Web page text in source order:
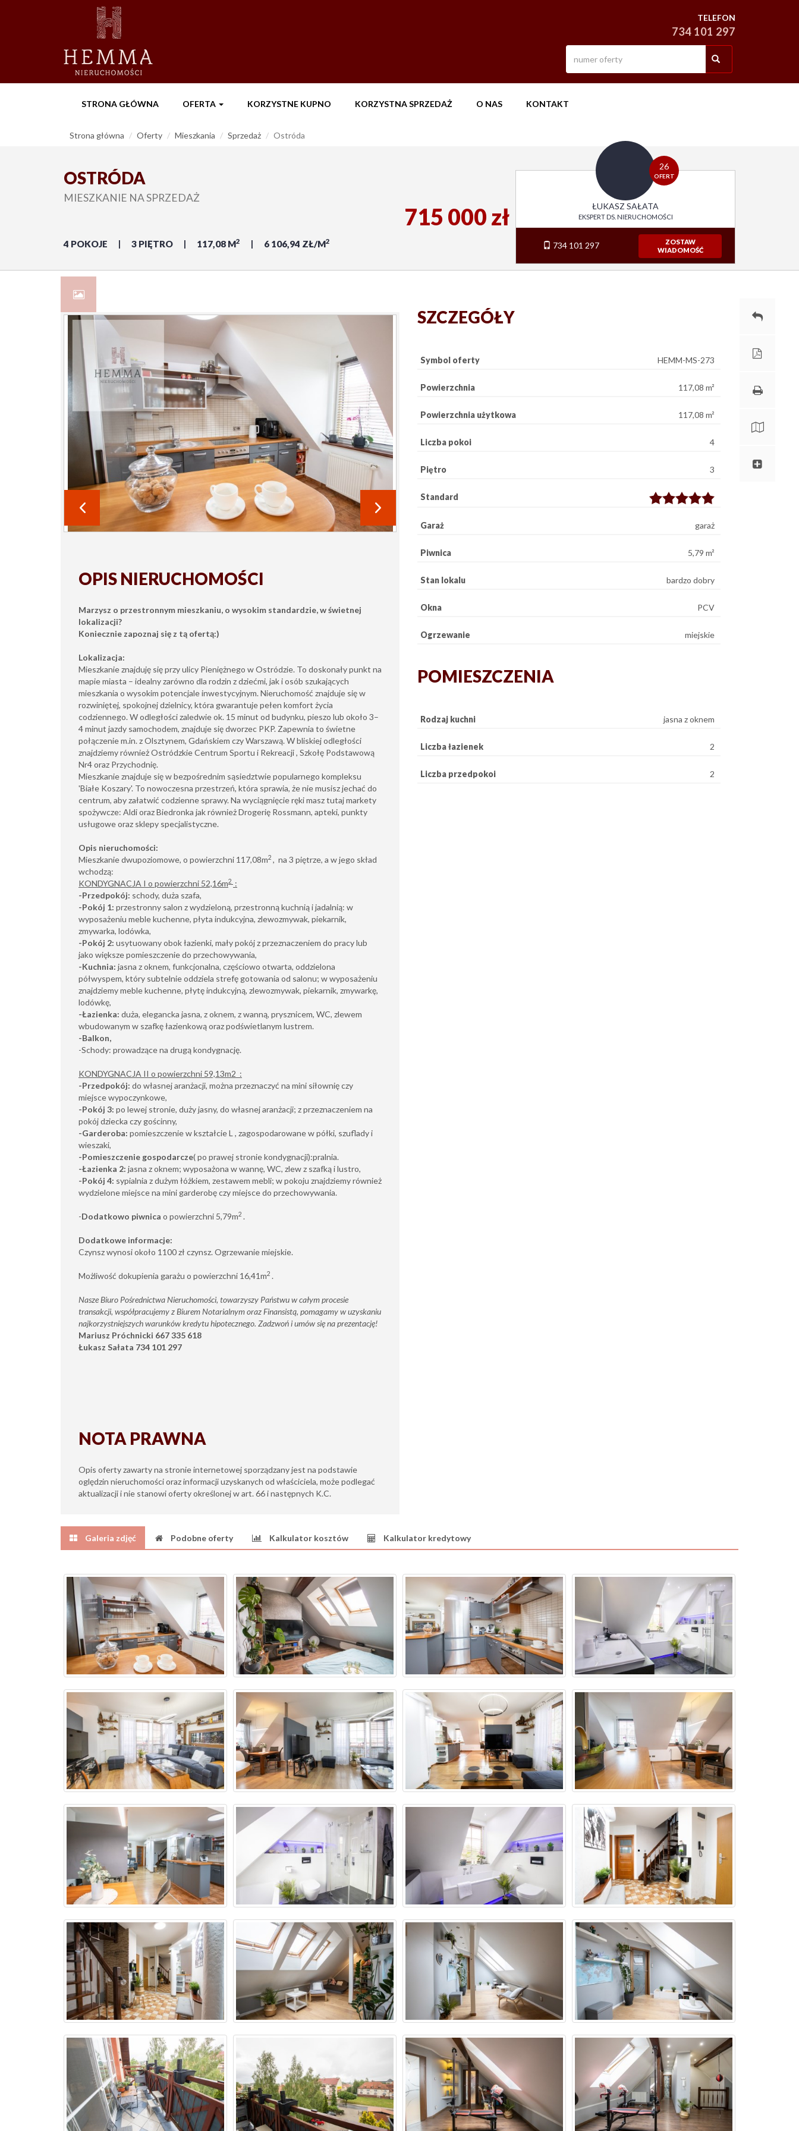
TELEFON
734 101 297
STRONA GŁÓWNA OFERTA KORZYSTNE KUPNO KORZYSTNA SPRZEDAŻ O NAS KONTAKT
Strona główna Oferty Mieszkania Sprzedaż Ostróda
OSTRÓDA
MIESZKANIE NA SPRZEDAŻ
4 POKOJE 3 PIĘTRO 117,08 M2 6 106,94 ZŁ/M2
715 000 zł
26
OFERT
ŁUKASZ SAŁATA
EKSPERT DS. NIERUCHOMOŚCI
734 101 297
ZOSTAW
WIADOMOŚĆ
OPIS NIERUCHOMOŚCI
Marzysz o przestronnym mieszkaniu, o wysokim standardzie, w świetnej
lokalizacji?
Koniecznie zapoznaj się z tą ofertą:)
Lokalizacja:
Mieszkanie znajduję się przy ulicy Pieniężnego w Ostródzie. To doskonały punkt na
mapie miasta – idealny zarówno dla rodzin z dziećmi, jak i osób szukających
mieszkania o wysokim potencjale inwestycyjnym. Nieruchomość znajduje się w
rozwiniętej, spokojnej dzielnicy, która gwarantuje pełen komfort życia
codziennego. W odległości zaledwie ok. 15 minut od budynku, pieszo lub około 3–
4 minut jazdy samochodem, znajduje się dworzec PKP. Zapewnia to świetne
połączenie m.in. z Olsztynem, Gdańskiem czy Warszawą. W bliskiej odległości
znajdziemy również Ostródzkie Centrum Sportu i Rekreacji , Szkołę Podstawową
Nr4 oraz Przychodnię.
Mieszkanie znajduje się w bezpośrednim sąsiedztwie popularnego kompleksu
'Białe Koszary'. To nowoczesna przestrzeń, która sprawia, że nie musisz jechać do
centrum, aby załatwić codzienne sprawy. Na wyciągnięcie ręki masz tutaj markety
spożywcze: Aldi oraz Biedronka jak również Drogerię Rossmann, apteki, punkty
usługowe oraz sklepy specjalistyczne.
Opis nieruchomości:
Mieszkanie dwupoziomowe, o powierzchni 117,08m2 , na 3 piętrze, a w jego skład
wchodzą:
KONDYGNACJA I o powierzchni 52,16m2 :
-Przedpokój: schody, duża szafa,
-Pokój 1: przestronny salon z wydzieloną, przestronną kuchnią i jadalnią: w
wyposażeniu meble kuchenne, płyta indukcyjna, zlewozmywak, piekarnik,
zmywarka, lodówka,
-Pokój 2: usytuowany obok łazienki, mały pokój z przeznaczeniem do pracy lub
jako większe pomieszczenie do przechowywania,
-Kuchnia: jasna z oknem, funkcjonalna, częściowo otwarta, oddzielona
półwyspem, który subtelnie oddziela strefę gotowania od salonu; w wyposażeniu
znajdziemy meble kuchenne, płytę indukcyjną, zlewozmywak, piekarnik, zmywarkę,
lodówkę,
-Łazienka: duża, elegancka jasna, z oknem, z wanną, prysznicem, WC, zlewem
wbudowanym w szafkę łazienkową oraz podświetlanym lustrem.
-Balkon,
-Schody: prowadzące na drugą kondygnację.
KONDYGNACJA II o powierzchni 59,13m2 :
-Przedpokój: do własnej aranżacji, można przeznaczyć na mini siłownię czy
miejsce wypoczynkowe,
-Pokój 3: po lewej stronie, duży jasny, do własnej aranżacji; z przeznaczeniem na
pokój dziecka czy gościnny,
-Garderoba: pomieszczenie w kształcie L , zagospodarowane w półki, szuflady i
wieszaki,
-Pomieszczenie gospodarcze( po prawej stronie kondygnacji):pralnia.
-Łazienka 2: jasna z oknem; wyposażona w wannę, WC, zlew z szafką i lustro,
-Pokój 4: sypialnia z dużym łóżkiem, zestawem mebli; w pokoju znajdziemy również
wydzielone miejsce na mini garderobę czy miejsce do przechowywania.
-Dodatkowo piwnica o powierzchni 5,79m2 .
Dodatkowe informacje:
Czynsz wynosi około 1100 zł czynsz. Ogrzewanie miejskie.
Możliwość dokupienia garażu o powierzchni 16,41m2 .
Nasze Biuro Pośrednictwa Nieruchomości, towarzyszy Państwu w całym procesie
transakcji, współpracujemy z Biurem Notarialnym oraz Finansistą, pomagamy w uzyskaniu
najkorzystniejszych warunków kredytu hipotecznego. Zadzwoń i umów się na prezentację!
Mariusz Próchnicki 667 335 618
Łukasz Sałata 734 101 297
NOTA PRAWNA
Opis oferty zawarty na stronie internetowej sporządzany jest na podstawie
oględzin nieruchomości oraz informacji uzyskanych od właściciela, może podlegać
aktualizacji i nie stanowi oferty określonej w art. 66 i następnych K.C.
SZCZEGÓŁY
Symbol oferty HEMM-MS-273
Powierzchnia 117,08 m²
Powierzchnia użytkowa 117,08 m²
Liczba pokoi 4
Piętro 3
Standard
Garaż garaż
Piwnica 5,79 m²
Stan lokalu bardzo dobry
Okna PCV
Ogrzewanie miejskie
POMIESZCZENIA
Rodzaj kuchni jasna z oknem
Liczba łazienek 2
Liczba przedpokoi 2
Galeria zdjęć Podobne oferty Kalkulator kosztów Kalkulator kredytowy